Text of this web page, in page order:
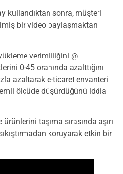
kullandıktan sonra, müşteri
bir video paylaşmaktan
verimliliğini @
0-45 oranında azalttığını
azaltarak e-ticaret envanteri
ölçüde düşürdüğünü iddia
taşıma sırasında aşırı
koruyarak etkin bir